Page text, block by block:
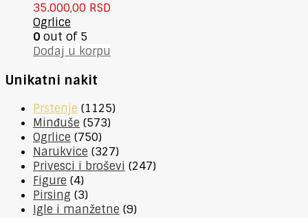
35.000,00 RSD
Ogrlice
0 out of 5
Dodaj u korpu
Unikatni nakit
Prstenje (1125)
Minđuše (573)
Ogrlice (750)
Narukvice (327)
Privesci i broševi (247)
Figure (4)
Pirsing (3)
Igle i manžetne (9)